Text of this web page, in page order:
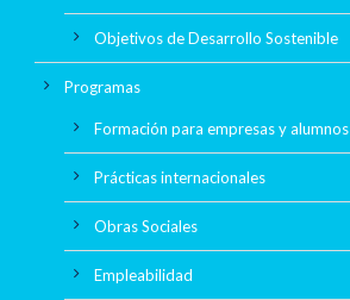
Objetivos de Desarrollo Sostenible
Programas
Formación para empresas y alumnos
Prácticas internacionales
Obras Sociales
Empleabilidad